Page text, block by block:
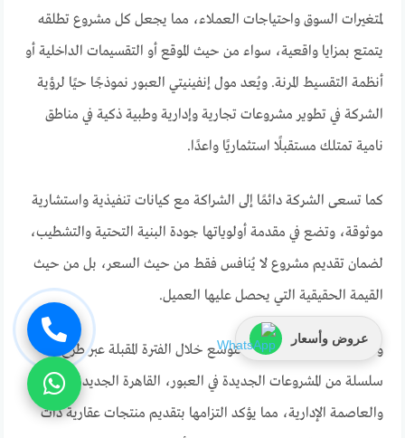
لمتغيرات السوق واحتياجات العملاء، مما يجعل كل مشروع تطلقه
يتمتع بمزايا واقعية، سواء من حيث الموقع أو التقسيمات الداخلية أو
أنظمة التقسيط المرنة. ويُعد مول إنفينيتي العبور نموذجًا حيًا لرؤية
الشركة في تطوير مشروعات تجارية وإدارية وطبية ذكية في مناطق
نامية تمتلك مستقبلًا استثماريًا واعدًا.
كما تسعى الشركة دائمًا إلى الشراكة مع كيانات تنفيذية واستشارية
موثوقة، وتضع في مقدمة أولوياتها جودة البنية التحتية والتشطيب،
لضمان تقديم مشروع لا يُنافس فقط من حيث السعر، بل من حيث
القيمة الحقيقية التي يحصل عليها العميل.
وتُخطط Reflect لمزيد من التوسع خلال الفترة المقبلة عبر طرح
سلسلة من المشروعات الجديدة في العبور، القاهرة الجديدة،
والعاصمة الإدارية، مما يؤكد التزامها بتقديم منتجات عقارية ذات
عروض وأسعار